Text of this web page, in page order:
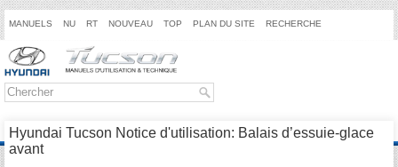
MANUELS NU RT NOUVEAU TOP PLAN DU SITE RECHERCHE
Hyundai Tucson Notice d'utilisation: Balais d’essuie-glace
avant